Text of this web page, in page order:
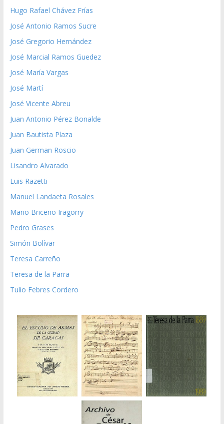
Hugo Rafael Chávez Frías
José Antonio Ramos Sucre
José Gregorio Hernández
José Marcial Ramos Guedez
José María Vargas
José Martí
José Vicente Abreu
Juan Antonio Pérez Bonalde
Juan Bautista Plaza
Juan German Roscio
Lisandro Alvarado
Luis Razetti
Manuel Landaeta Rosales
Mario Briceño Iragorry
Pedro Grases
Simón Bolívar
Teresa Carreño
Teresa de la Parra
Tulio Febres Cordero